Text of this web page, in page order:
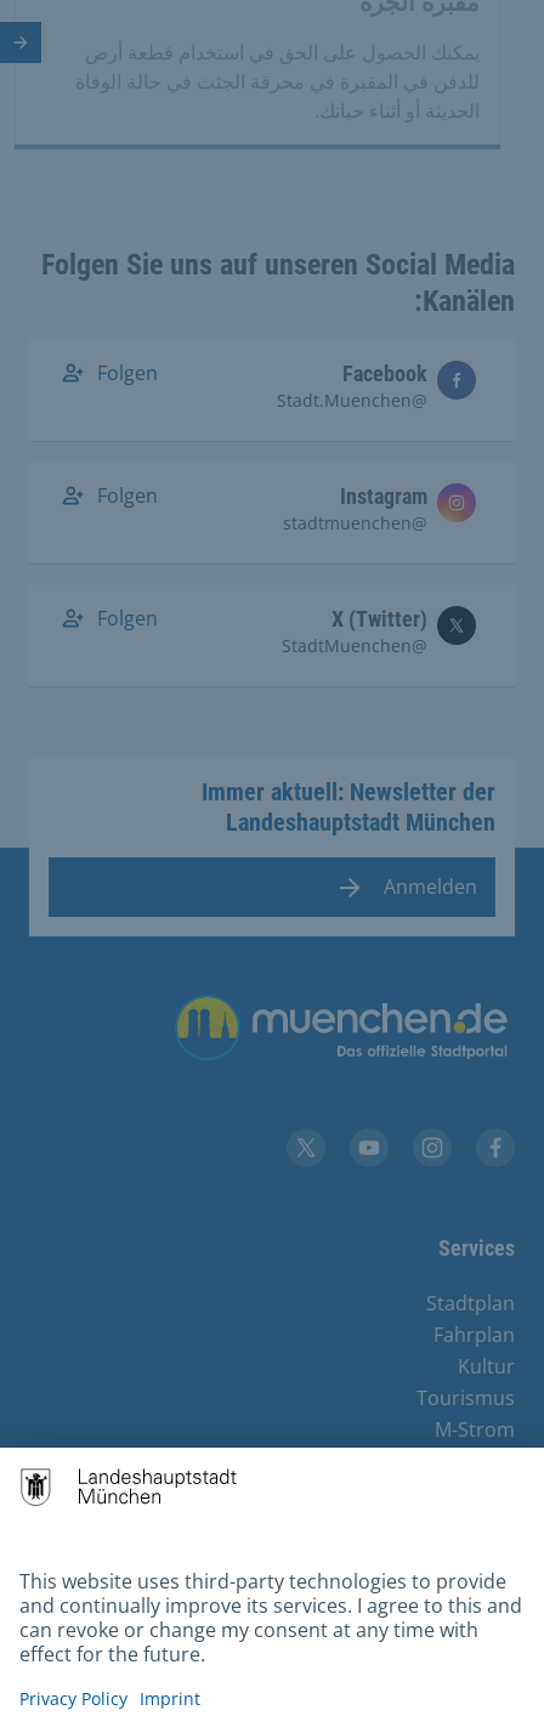
يمكنك الحصول على الحق في استخدام قطعة أرض
للدفن في المقبرة في محرقة الجثث في حالة الوفاة
الحديثة أو أثناء حياتك.
Folgen Sie uns auf unseren Social Media
Kanälen:
Facebook
@Stadt.Muenchen
Folgen
Instagram
@stadtmuenchen
Folgen
X (Twitter)
@StadtMuenchen
Folgen
Immer aktuell: Newsletter der
Landeshauptstadt München
Anmelden
Übergreifende Links
Services
Stadtplan
Fahrplan
Kultur
Tourismus
M-Strom
Contact
Barrierefreiheit